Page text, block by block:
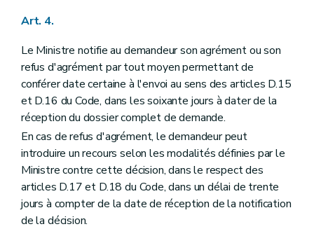
Art. 4.
Le Ministre notifie au demandeur son agrément ou son
refus d'agrément par tout moyen permettant de
conférer date certaine à l'envoi au sens des articles D.15
et D.16 du Code, dans les soixante jours à dater de la
réception du dossier complet de demande.
En cas de refus d'agrément, le demandeur peut
introduire un recours selon les modalités définies par le
Ministre contre cette décision, dans le respect des
articles D.17 et D.18 du Code, dans un délai de trente
jours à compter de la date de réception de la notification
de la décision.